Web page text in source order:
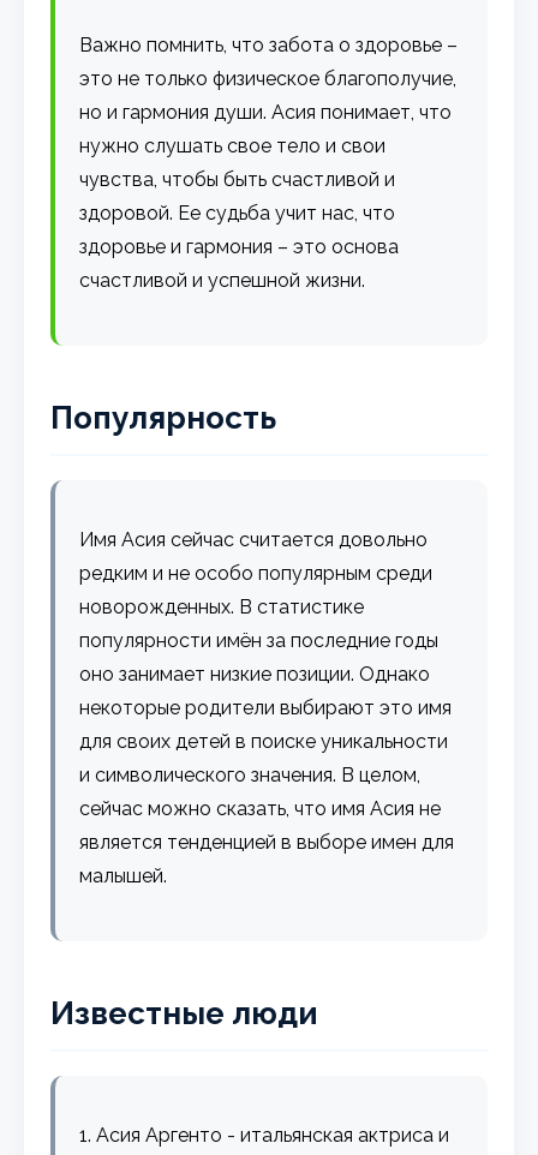
Важно помнить, что забота о здоровье –
это не только физическое благополучие,
но и гармония души. Асия понимает, что
нужно слушать свое тело и свои
чувства, чтобы быть счастливой и
здоровой. Ее судьба учит нас, что
здоровье и гармония – это основа
счастливой и успешной жизни.
Популярность
Имя Асия сейчас считается довольно
редким и не особо популярным среди
новорожденных. В статистике
популярности имён за последние годы
оно занимает низкие позиции. Однако
некоторые родители выбирают это имя
для своих детей в поиске уникальности
и символического значения. В целом,
сейчас можно сказать, что имя Асия не
является тенденцией в выборе имен для
малышей.
Известные люди
1. Асия Аргенто - итальянская актриса и